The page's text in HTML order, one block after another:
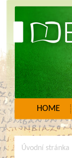
HOME
Úvodní stránka